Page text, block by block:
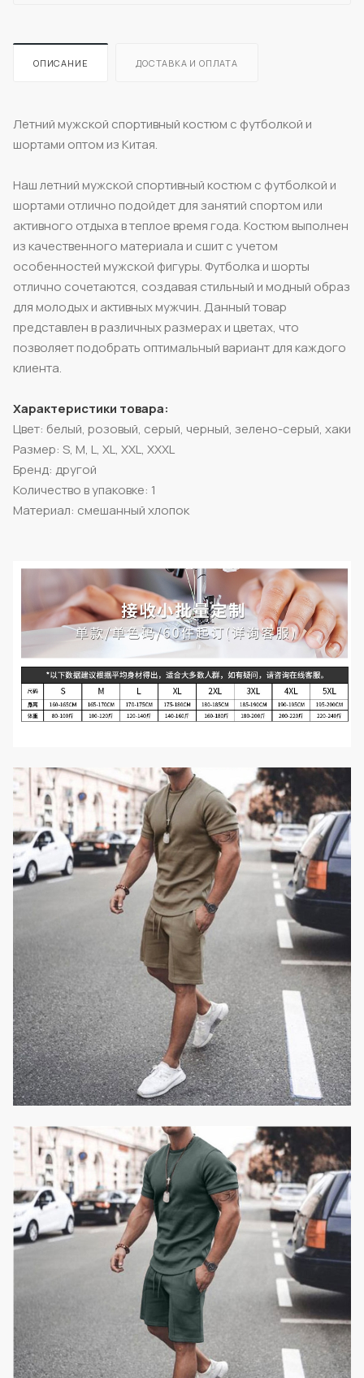
ОПИСАНИЕ ДОСТАВКА И ОПЛАТА
Летний мужской спортивный костюм с футболкой и
шортами оптом из Китая.
Наш летний мужской спортивный костюм с футболкой и
шортами отлично подойдет для занятий спортом или
активного отдыха в теплое время года. Костюм выполнен
из качественного материала и сшит с учетом
особенностей мужской фигуры. Футболка и шорты
отлично сочетаются, создавая стильный и модный образ
для молодых и активных мужчин. Данный товар
представлен в различных размерах и цветах, что
позволяет подобрать оптимальный вариант для каждого
клиента.
Характеристики товара:
Цвет: белый, розовый, серый, черный, зелено-серый, хаки
Размер: S, M, L, XL, XXL, XXXL
Бренд: другой
Количество в упаковке: 1
Материал: смешанный хлопок